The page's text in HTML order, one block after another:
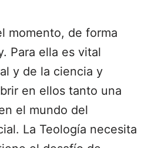
momento, de forma
Para ella es vital
y de la ciencia y
en ellos tanto una
el mundo del
La Teología necesita